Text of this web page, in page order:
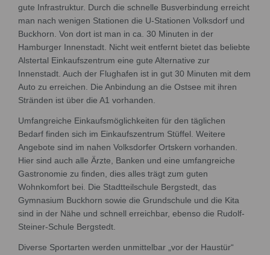
gute Infrastruktur. Durch die schnelle Busverbindung erreicht
man nach wenigen Stationen die U-Stationen Volksdorf und
Buckhorn. Von dort ist man in ca. 30 Minuten in der
Hamburger Innenstadt. Nicht weit entfernt bietet das beliebte
Alstertal Einkaufszentrum eine gute Alternative zur
Innenstadt. Auch der Flughafen ist in gut 30 Minuten mit dem
Auto zu erreichen. Die Anbindung an die Ostsee mit ihren
Stränden ist über die A1 vorhanden.
Umfangreiche Einkaufsmöglichkeiten für den täglichen
Bedarf finden sich im Einkaufszentrum Stüffel. Weitere
Angebote sind im nahen Volksdorfer Ortskern vorhanden.
Hier sind auch alle Ärzte, Banken und eine umfangreiche
Gastronomie zu finden, dies alles trägt zum guten
Wohnkomfort bei. Die Stadtteilschule Bergstedt, das
Gymnasium Buckhorn sowie die Grundschule und die Kita
sind in der Nähe und schnell erreichbar, ebenso die Rudolf-
Steiner-Schule Bergstedt.
Diverse Sportarten werden unmittelbar „vor der Haustür“